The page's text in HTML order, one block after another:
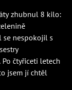
zhubnul 8 kilo:
se nespokojil s
Po čtyřiceti letech
jsem jí chtěl